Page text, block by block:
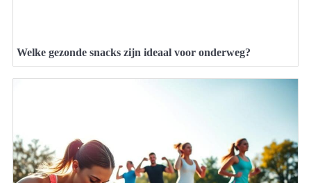
Welke gezonde snacks zijn ideaal voor onderweg?